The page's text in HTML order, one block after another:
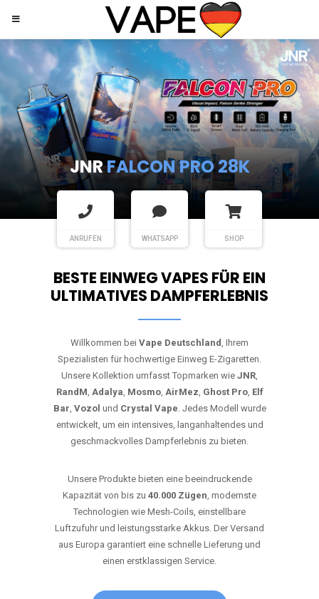
JNRSHISHA HOOKAH MAX
ANRUFEN WHATSAPP SHOP
BESTE EINWEG VAPES FÜR EIN
ULTIMATIVES DAMPFERLEBNIS
Willkommen bei Vape Deutschland, Ihrem
Spezialisten für hochwertige Einweg E-Zigaretten.
Unsere Kollektion umfasst Topmarken wie JNR,
RandM, Adalya, Mosmo, AirMez, Ghost Pro, Elf
Bar, Vozol und Crystal Vape. Jedes Modell wurde
entwickelt, um ein intensives, langanhaltendes und
geschmackvolles Dampferlebnis zu bieten.
Unsere Produkte bieten eine beeindruckende
Kapazität von bis zu 40.000 Zügen, modernste
Technologien wie Mesh-Coils, einstellbare
Luftzufuhr und leistungsstarke Akkus. Der Versand
aus Europa garantiert eine schnelle Lieferung und
einen erstklassigen Service.